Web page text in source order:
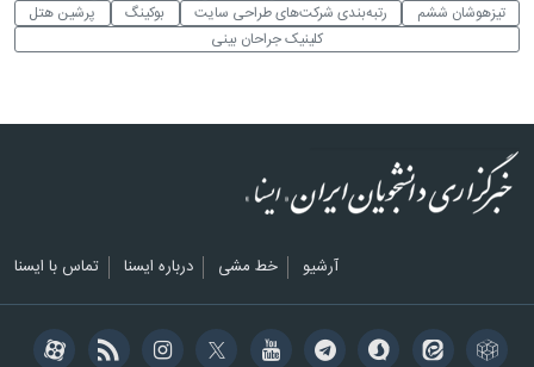
تیزهوشان ششم
رتبه‌بندی شرکت‌های طراحی سایت بوکینگ
پرشین هتل
کلینیک جراحان بینی
آرشیو خط مشی درباره ایسنا تماس با ایسنا